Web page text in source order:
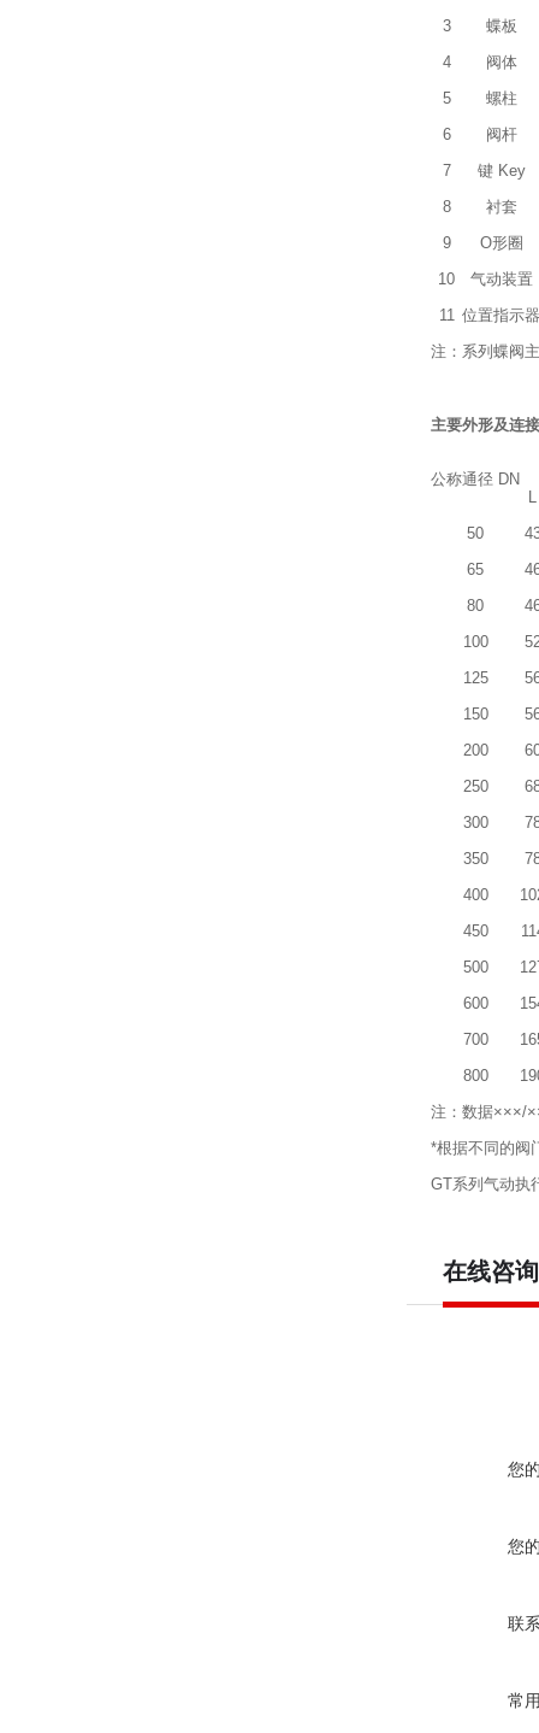
3
蝶板
4
阀体
5
螺柱
6
阀杆
7
键 Key
8
衬套
9
O形圈
10
气动装置
11 位置指示器
注：系列蝶阀
主要外形及连
公称通径 DN
L
50
65
80
100
125
150
200
250
300
350
400
450
500
600
700
800
注：数据×××/
*根据不同的阀
GT系列气动执
在线咨询
您
您
联
常